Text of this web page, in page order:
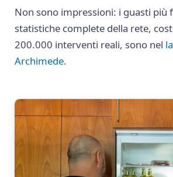
Non sono impressioni: i guasti più
statistiche complete della rete,
200.000 interventi reali, sono nel
Archimede.